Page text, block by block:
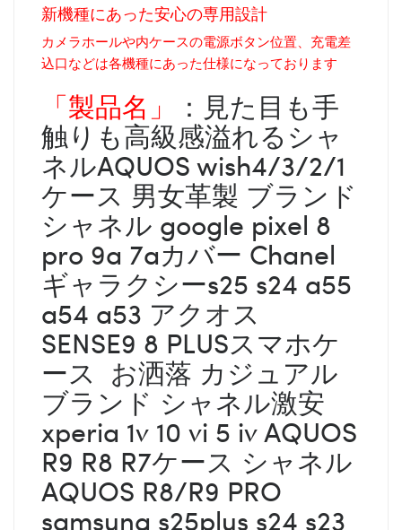
新機種にあった安心の専用設計
カメラホールや内ケースの電源ボタン位置、充電差
込口などは各機種にあった仕様になっております
「製品名」 ：見た目も手
触りも高級感溢れるシャ
ネルAQUOS wish4/3/2/1
ケース 男女革製 ブランド
シャネル google pixel 8
pro 9a 7aカバー Chanel
ギャラクシーs25 s24 a55
a54 a53 アクオス
SENSE9 8 PLUSスマホケ
ース お洒落 カジュアル
ブランド シャネル激安
xperia 1v 10 vi 5 iv AQUOS
R9 R8 R7ケース シャネル
AQUOS R8/R9 PRO
samsung s25plus s24 s23